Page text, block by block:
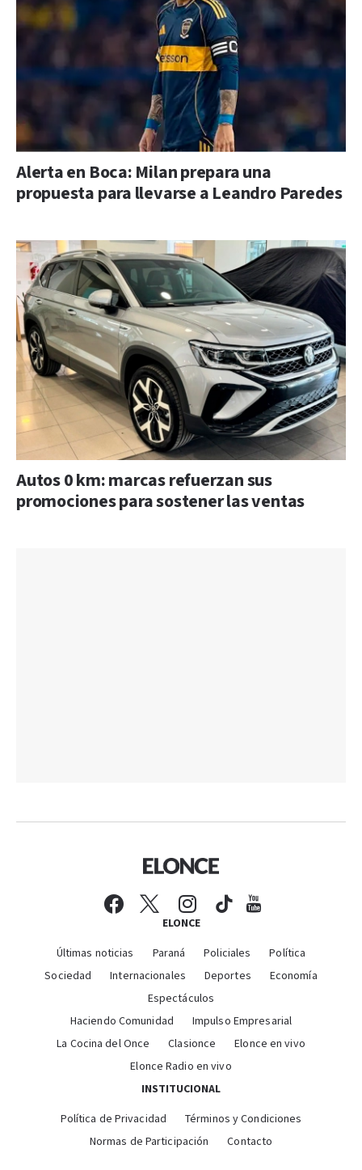
Alerta en Boca: Milan prepara una
propuesta para llevarse a Leandro Paredes
Autos 0 km: marcas refuerzan sus
promociones para sostener las ventas
ELONCE
Últimas noticias Paraná Policiales
Política
Sociedad
Internacionales Deportes
Economía
Espectáculos
Haciendo Comunidad
Impulso Empresarial
La Cocina del Once
Clasionce
Elonce en vivo
Elonce Radio en vivo
INSTITUCIONAL
Política de Privacidad
Términos y Condiciones
Normas de Participación
Contacto